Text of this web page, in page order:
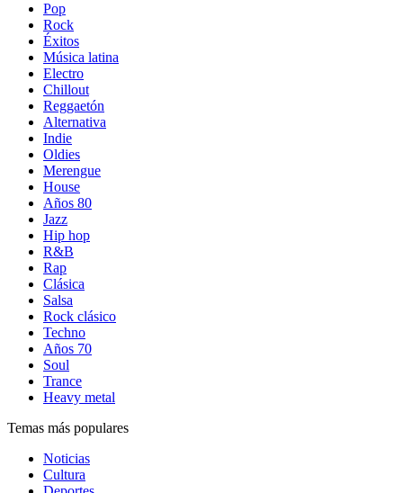
Pop
Rock
Éxitos
Música latina
Electro
Chillout
Reggaetón
Alternativa
Indie
Oldies
Merengue
House
Años 80
Jazz
Hip hop
R&B
Rap
Clásica
Salsa
Rock clásico
Techno
Años 70
Soul
Trance
Heavy metal
Temas más populares
Noticias
Cultura